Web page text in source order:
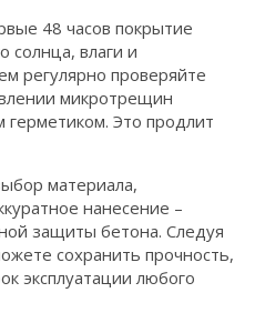
48 часов покрытие
влаги и
регулярно проверяйте
микротрещин
Это продлит
материала,
нанесение –
защиты бетона. Следуя
сохранить прочность,
эксплуатации любого